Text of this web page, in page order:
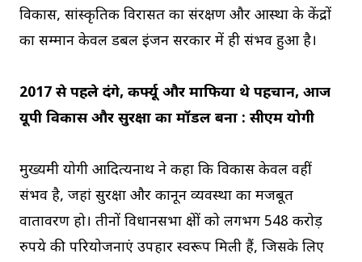
विकास, सांस्कृतिक विरासत का संरक्षण और आस्था के केंद्रों
का सम्मान केवल डबल इंजन सरकार में ही संभव हुआ है।
2017 से पहले दंगे, कर्फ्यू और माफिया थे पहचान, आज
यूपी विकास और सुरक्षा का मॉडल बना : सीएम योगी
मुख्यमंत्री योगी आदित्यनाथ ने कहा कि विकास केवल वहीं
संभव है, जहां सुरक्षा और कानून व्यवस्था का मजबूत
वातावरण हो। तीनों विधानसभा क्षेत्रों को लगभग 548 करोड़
रुपये की परियोजनाएं उपहार स्वरूप मिली हैं, जिसके लिए